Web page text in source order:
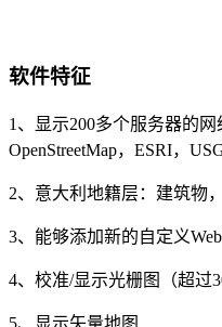
软件特征
1、显示200多个服务器的网
OpenStreetMap，ESRI，
2、意大利地籍层：建筑物
3、能够添加新的自定义
4、校准/显示光栅图（超过
5、显示矢量地图